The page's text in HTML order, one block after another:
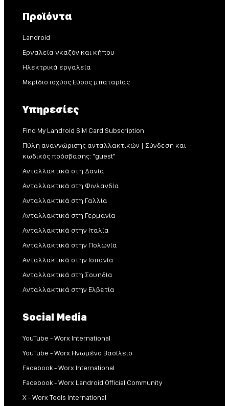
Προϊόντα
Landroid
Εργαλεία γκαζόν και κήπου
Ηλεκτρικά εργαλεία
Μερίδιο ισχύος Εύρος μπαταρίας
Υπηρεσίες
Find My Landroid SiM Card Subscription
Πύλη αναγνώρισης ανταλλακτικών | Σύνδεση και
κωδικός πρόσβασης: "guest"
Ανταλλακτικά στη Δανία
Ανταλλακτικά στη Φινλανδία
Ανταλλακτικά στη Γαλλία
Ανταλλακτικά στη Γερμανία
Ανταλλακτικά στην Ιταλία
Ανταλλακτικά στην Πολωνία
Ανταλλακτικά στην Ισπανία
Ανταλλακτικά στη Σουηδία
Ανταλλακτικά στην Ελβετία
Social Media
YouTube - Worx International
YouTube - Worx Ηνωμένο Βασίλειο
Facebook - Worx International
Facebook - Worx Landroid Official Community
X - Worx Tools International